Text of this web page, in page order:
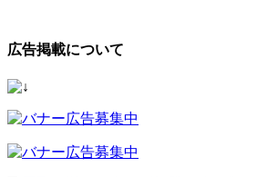
広告掲載について